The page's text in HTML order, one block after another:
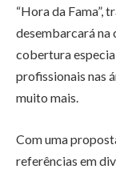
“Hora da Fama”,
desembarcará na
cobertura
profissionais nas
muito mais.
Com uma
referências em